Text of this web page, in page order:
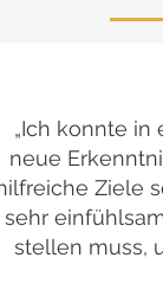
„Ich konnte in
neue
Ziele
sehr
stellen muss,